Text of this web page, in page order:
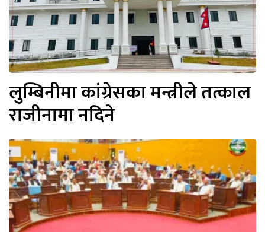
लुम्बिनीमा कांग्रेसका मन्त्रीले तत्काल
राजीनामा नदिने